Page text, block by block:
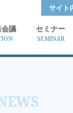
サイト
議 セミナー
SEMINAR